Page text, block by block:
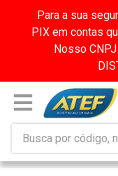
Para a sua
PIX em contas
Nosso